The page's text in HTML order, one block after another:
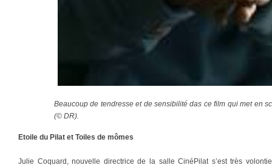
Beaucoup de tendresse et de sensibilité das ce film qui met en
(© DR).
Etoile du Pilat et Toiles de mômes
Julie Coquard, nouvelle directrice de la salle CinéPilat s’est très